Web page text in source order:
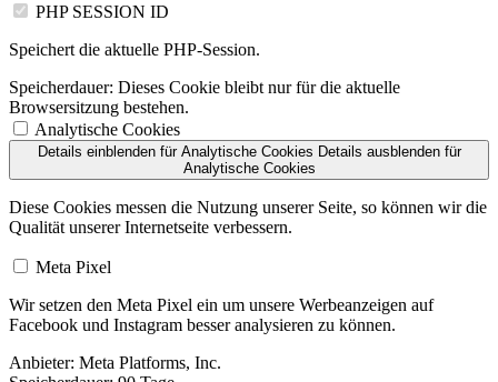
PHP SESSION ID
Speichert die aktuelle PHP-Session.
Speicherdauer: Dieses Cookie bleibt nur für die aktuelle
Browsersitzung bestehen.
Analytische Cookies
Details einblendenfür Analytische Cookies Details ausblendenfür
Analytische Cookies
Diese Cookies messen die Nutzung unserer Seite, so können wir die
Qualität unserer Internetseite verbessern.
Meta Pixel
Wir setzen den Meta Pixel ein um unsere Werbeanzeigen auf
Facebook und Instagram besser analysieren zu können.
Anbieter: Meta Platforms, Inc.